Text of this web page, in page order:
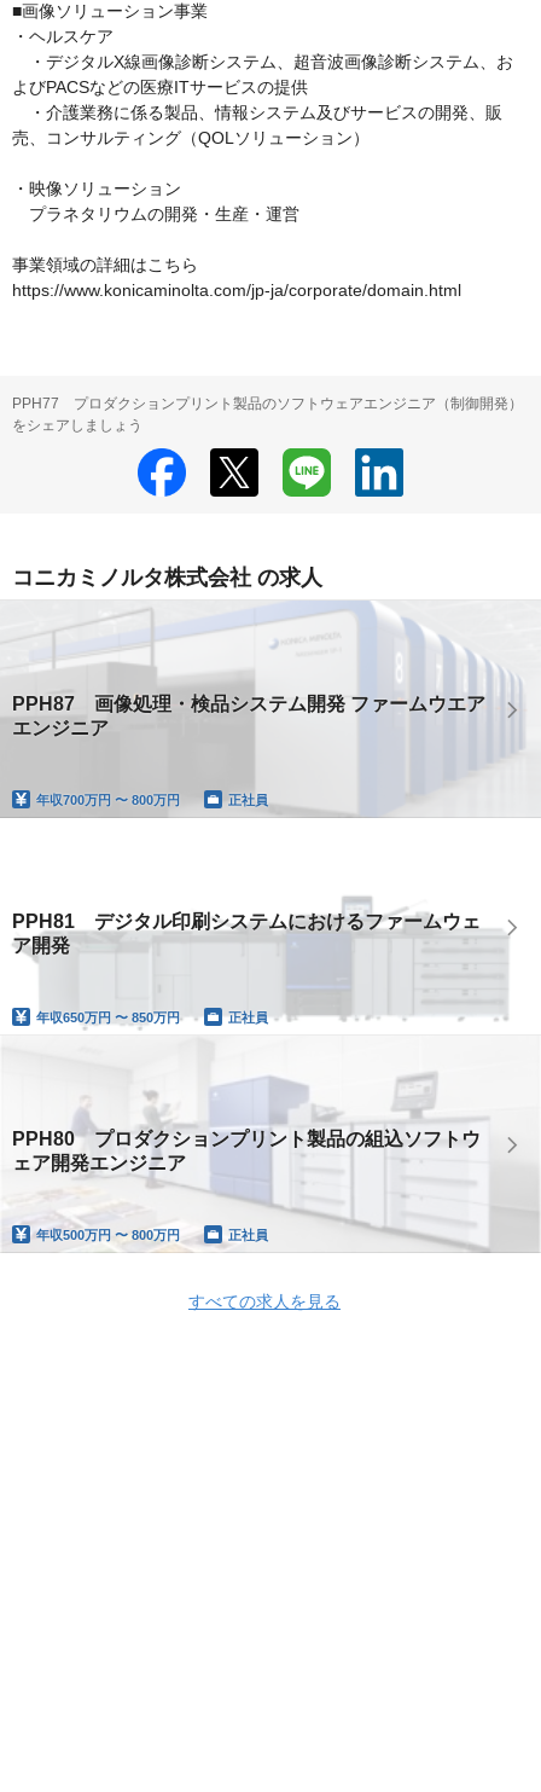
■画像ソリューション事業
・ヘルスケア
・デジタルX線画像診断システム、超音波画像診断システム、お
よびPACSなどの医療ITサービスの提供
・介護業務に係る製品、情報システム及びサービスの開発、販
売、コンサルティング（QOLソリューション）
・映像ソリューション
プラネタリウムの開発・生産・運営
事業領域の詳細はこちら
https://www.konicaminolta.com/jp-ja/corporate/domain.html
PPH77 プロダクションプリント製品のソフトウェアエンジニア（制御開発）
をシェアしましょう
コニカミノルタ株式会社 の求人
PPH87 画像処理・検品システム開発 ファームウエア
エンジニア
年収700万円 〜 800万円 正社員
PPH81 デジタル印刷システムにおけるファームウェ
ア開発
年収650万円 〜 850万円 正社員
PPH80 プロダクションプリント製品の組込ソフトウ
ェア開発エンジニア
年収500万円 〜 800万円 正社員
すべての求人を見る